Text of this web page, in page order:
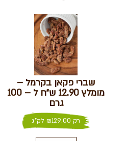
שברי פקאן בקרמל –
מומלץ 12.90 ש״ח ל – 100
גרם
רק ₪129.00 לק"ג